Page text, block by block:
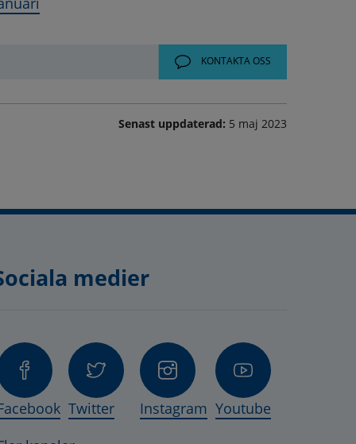
KONTAKTA OSS
Senast uppdaterad: 5 maj 2023
i nytt fönster.
öppnas i nytt fönster.
öppnas i nytt fönster.
medier
Twitter Instagram Youtube